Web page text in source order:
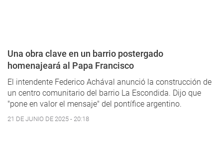
Una obra clave en un barrio postergado
homenajeará al Papa Francisco
El intendente Federico Achával anunció la construcción de
un centro comunitario del barrio La Escondida. Dijo que
"pone en valor el mensaje" del pontífice argentino.
21 DE JUNIO DE 2025 - 20:18